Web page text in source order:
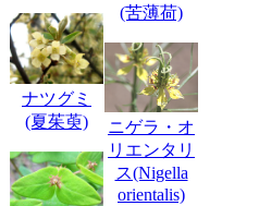
ナツグミ
(夏茱萸)
(苦薄荷)
ニゲラ・オ
リエンタリ
ス(Nigella
orientalis)